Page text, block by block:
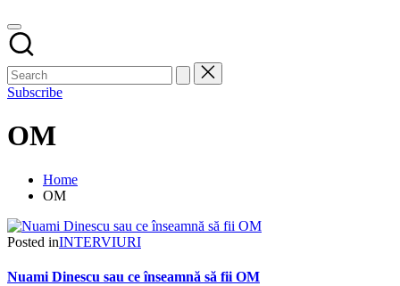
Subscribe
OM
Home
OM
Posted inINTERVIURI
Nuami Dinescu sau ce înseamnă să fii OM